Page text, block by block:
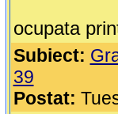
ocupata
Subiect:
39
Postat: